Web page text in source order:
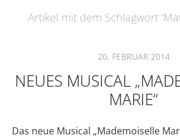
Artikel mit dem Schlagwort ‘
20. FEBRUAR 2014
NEUES MUSICAL
MARIE“
Das neue Musical „Mademoiselle